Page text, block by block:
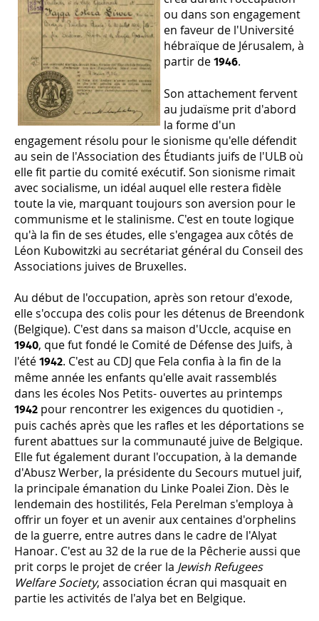
ou dans son engagement
en faveur de l'Université
hébraïque de Jérusalem, à
partir de 1946.
Son attachement fervent
au judaïsme prit d'abord
la forme d'un
engagement résolu pour le sionisme qu'elle défendit
au sein de l'Association des Étudiants juifs de l'ULB où
elle fit partie du comité exécutif. Son sionisme rimait
avec socialisme, un idéal auquel elle restera fidèle
toute la vie, marquant toujours son aversion pour le
communisme et le stalinisme. C'est en toute logique
qu'à la fin de ses études, elle s'engagea aux côtés de
Léon Kubowitzki au secrétariat général du Conseil des
Associations juives de Bruxelles.
Au début de l'occupation, après son retour d'exode,
elle s'occupa des colis pour les détenus de Breendonk
(Belgique). C'est dans sa maison d'Uccle, acquise en
1940, que fut fondé le Comité de Défense des Juifs, à
l'été 1942. C'est au CDJ que Fela confia à la fin de la
même année les enfants qu'elle avait rassemblés
dans les écoles Nos Petits- ouvertes au printemps
1942 pour rencontrer les exigences du quotidien -,
puis cachés après que les rafles et les déportations se
furent abattues sur la communauté juive de Belgique.
Elle fut également durant l'occupation, à la demande
d'Abusz Werber, la présidente du Secours mutuel juif,
la principale émanation du Linke Poalei Zion. Dès le
lendemain des hostilités, Fela Perelman s'employa à
offrir un foyer et un avenir aux centaines d'orphelins
de la guerre, entre autres dans le cadre de l'Alyat
Hanoar. C'est au 32 de la rue de la Pêcherie aussi que
prit corps le projet de créer la Jewish Refugees
Welfare Society, association écran qui masquait en
partie les activités de l'alya bet en Belgique.